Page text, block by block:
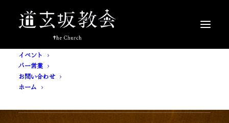
イベント
バー営業
お問い合わせ
ホーム
[ 入場無料 ] GANG STAGE REUNION